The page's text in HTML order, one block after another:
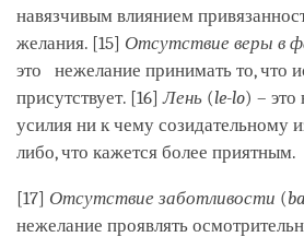
навязчивым влиянием
желания. [15] Отсутствие веры в
это нежелание принимать то, что
присутствует. [16]Лень (le-lo) – это
усилия ни к чему созидательному
либо, что кажется более приятным.
[17] Отсутствие заботливости (
нежелание проявлять